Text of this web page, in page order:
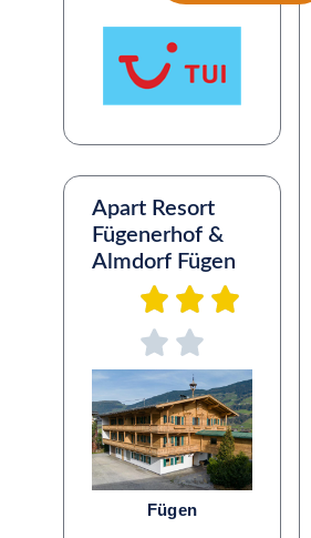
Apart Resort
Fügenerhof &
Almdorf Fügen
Fügen